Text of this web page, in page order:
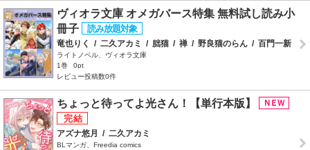
ヴィオラ文庫 オメガバース特集 無料試し読み小
冊子
竜也りく / 二久アカミ / 朏猫 / 禅 / 野良猫のらん / 百門一新
ライトノベル、ヴィオラ文庫
1巻
0pt
レビュー投稿数0件
ちょっと待ってよ光さん！【単行本版】
アズナ悠月 / 二久アカミ
BLマンガ、Freedia comics